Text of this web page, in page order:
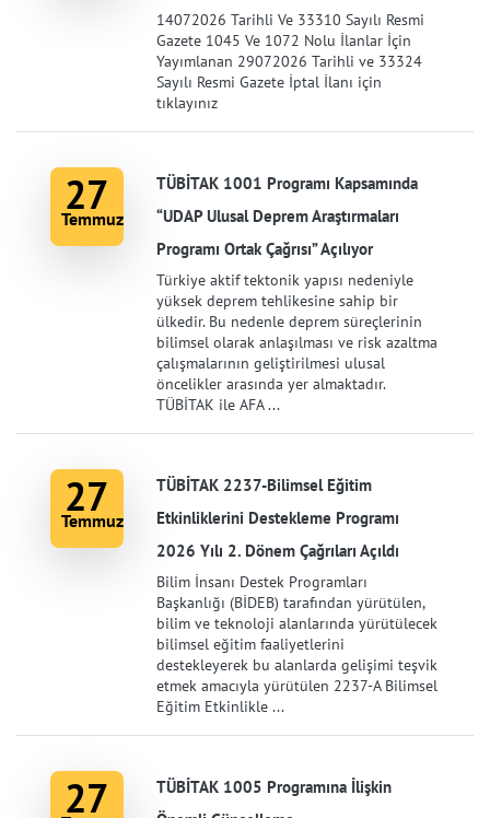
14072026 Tarihli Ve 33310 Sayılı Resmi
Gazete 1045 Ve 1072 Nolu İlanlar İçin
Yayımlanan 29072026 Tarihli ve 33324
Sayılı Resmi Gazete İptal İlanı için
tıklayınız
27
Temmuz
TÜBİTAK 1001 Programı Kapsamında
“UDAP Ulusal Deprem Araştırmaları
Programı Ortak Çağrısı” Açılıyor
Türkiye aktif tektonik yapısı nedeniyle
yüksek deprem tehlikesine sahip bir
ülkedir. Bu nedenle deprem süreçlerinin
bilimsel olarak anlaşılması ve risk azaltma
çalışmalarının geliştirilmesi ulusal
öncelikler arasında yer almaktadır.
TÜBİTAK ile AFA ...
27
Temmuz
TÜBİTAK 2237-Bilimsel Eğitim
Etkinliklerini Destekleme Programı
2026 Yılı 2. Dönem Çağrıları Açıldı
Bilim İnsanı Destek Programları
Başkanlığı (BİDEB) tarafından yürütülen,
bilim ve teknoloji alanlarında yürütülecek
bilimsel eğitim faaliyetlerini
destekleyerek bu alanlarda gelişimi teşvik
etmek amacıyla yürütülen 2237-A Bilimsel
Eğitim Etkinlikle ...
27
TÜBİTAK 1005 Programına İlişkin